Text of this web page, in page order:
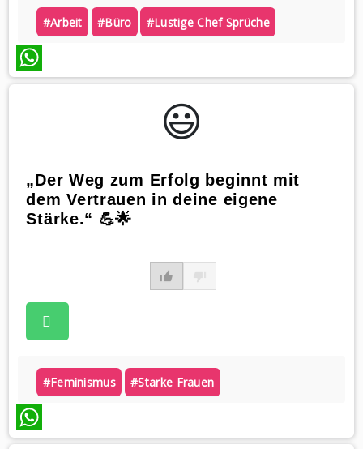
#arbeit #büro #lustige Chef Sprüche
WhatsApp
😃️
„Der Weg zum Erfolg beginnt mit
dem Vertrauen in deine eigene
Stärke.“ 💪🌟
#feminismus #starke Frauen
WhatsApp